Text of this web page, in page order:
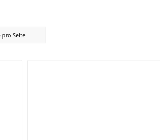
pro Seite